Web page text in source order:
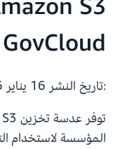
GovCloud (الولايات المتحدة)
:تاريخ النشر
المؤسسة لاستخدام